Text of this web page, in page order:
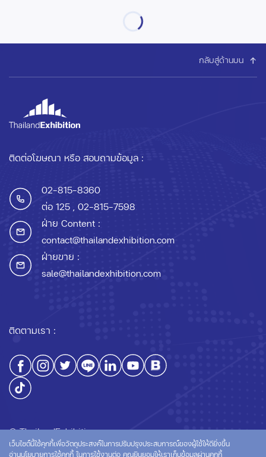
กลับสู่ด้านบน
ติดต่อโฆษณา หรือ สอบถามข้อมูล :
02-815-8360
ต่อ 125 , 02-815-7598
ฝ่าย Content :
contact@thailandexhibition.com
ฝ่ายขาย :
sale@thailandexhibition.com
ติดตามเรา :
© ThailandExhibition.com
เว็บไซต์นี้ใช้คุกกี้เพื่อวัตถุประสงค์ในการปรับปรุงประสบการณ์ของผู้ใช้ให้ดียิ่งขึ้น
อ่านนโยบายการใช้คุกกี้ ในการใช้งานต่อ คุณยินยอมให้เราเก็บข้อมูลผ่านคุกกี้